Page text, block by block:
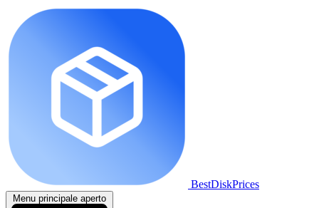
BestDiskPrices
Menu principale aperto